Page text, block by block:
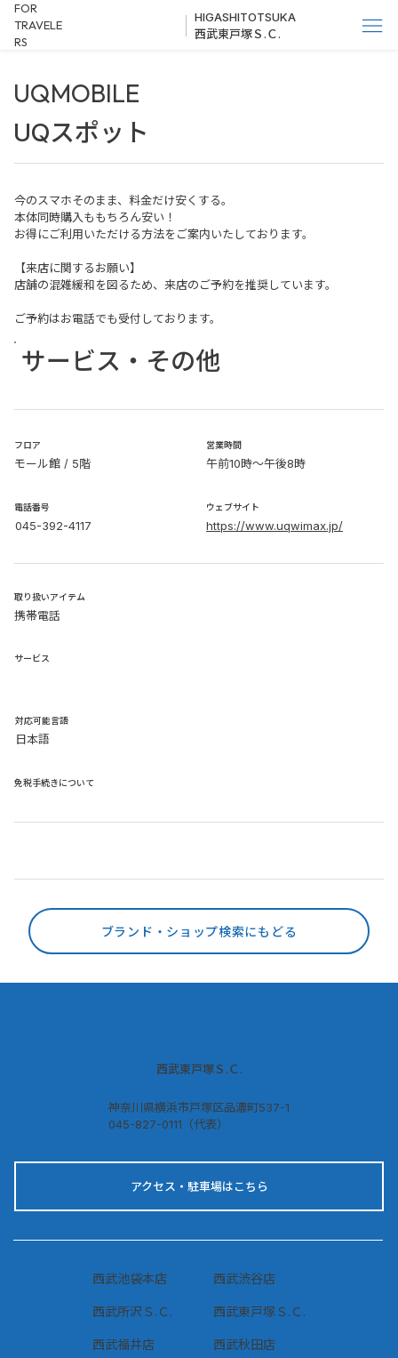
FOR
TRAVELE
RS
HIGASHITOTSUKA
西武東戸塚Ｓ.Ｃ.
UQMOBILE
UQスポット
サービス・その他
今のスマホそのまま、料金だけ安くする。
本体同時購入ももちろん安い！
お得にご利用いただける方法をご案内いたしております。
【来店に関するお願い】
店舗の混雑緩和を図るため、来店のご予約を推奨しています。
ご予約はお電話でも受付しております。
​フロア
モール館 / 5階
電話番号
045-392-4117
営業時間
午前10時～午後8時
ウェブサイト
https://www.uqwimax.jp/
取り扱いアイテム
携帯電話
サービス
​対応可能言語
日本語
免税手続きについて
ブランド・ショップ検索にもどる
神奈川県横浜市戸塚区品濃町537-1
045-827-0111（代表）
西武東戸塚Ｓ.Ｃ.
西武池袋本店 西武渋谷店
西武東戸塚Ｓ.Ｃ.
西武所沢Ｓ.Ｃ.
西武福井店 西武秋田店
アクセス・駐車場はこちら